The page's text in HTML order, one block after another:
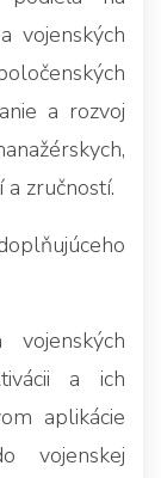
vojenských
a rozvoj
a zručností.
a ich
aplikácie
vojenskej